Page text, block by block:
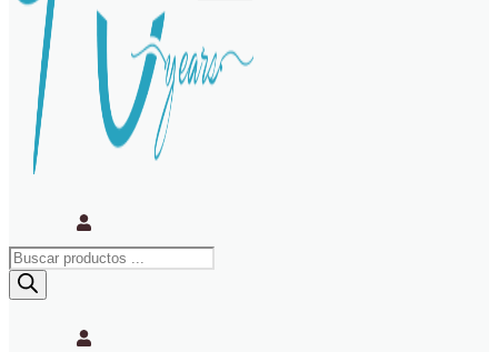
Búsqueda
de
productos